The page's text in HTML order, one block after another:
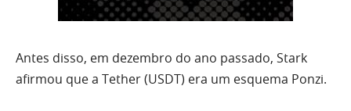
Antes disso, em dezembro do ano passado, Stark
afirmou que a Tether (USDT) era um esquema Ponzi.